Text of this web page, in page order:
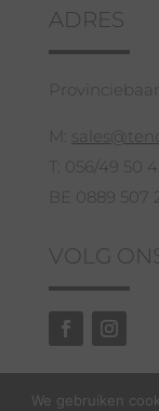
ADRES
M:
T: 056/49 50 45
BE 0889 507
VOLG
We gebruiken